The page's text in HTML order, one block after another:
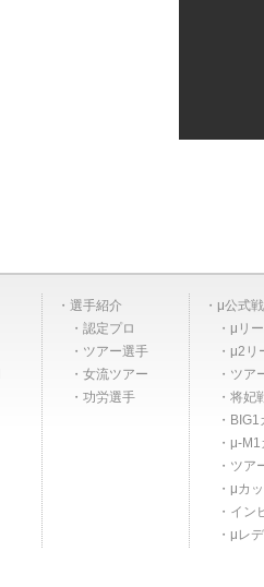
選手紹介
認定プロ
ツアー選手
女流ツアー
功労選手
μ公式戦
μリ
μ2リ
ツア
将妃
BIG1
μ-M1
ツア
μカ
イン
μレ